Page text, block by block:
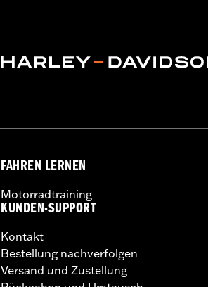
FAHREN LERNEN
Motorradtraining
KUNDEN-SUPPORT
Kontakt
Bestellung nachverfolgen
Versand und Zustellung